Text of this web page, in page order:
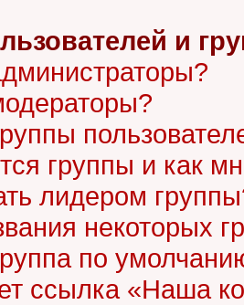
и
группы и как
лидером
некоторых
по
ссылка «Наша